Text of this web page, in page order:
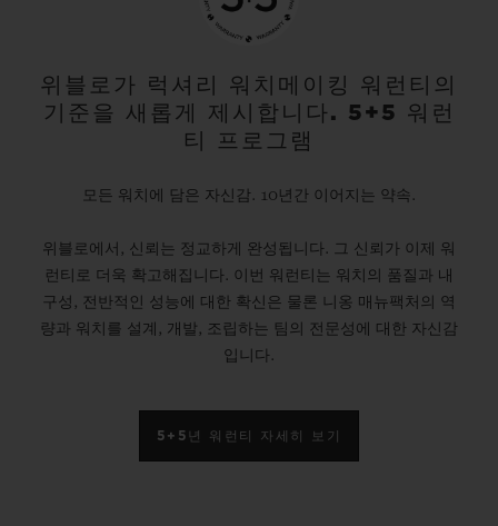
위블로가 럭셔리 워치메이킹 워런티의
기준을 새롭게 제시합니다. 5+5 워런
티 프로그램
모든 워치에 담은 자신감. 10년간 이어지는 약속.
위블로에서, 신뢰는 정교하게 완성됩니다. 그 신뢰가 이제 워
런티로 더욱 확고해집니다. 이번 워런티는 워치의 품질과 내
구성, 전반적인 성능에 대한 확신은 물론 니옹 매뉴팩처의 역
량과 워치를 설계, 개발, 조립하는 팀의 전문성에 대한 자신감
입니다.
5+5년 워런티 자세히 보기